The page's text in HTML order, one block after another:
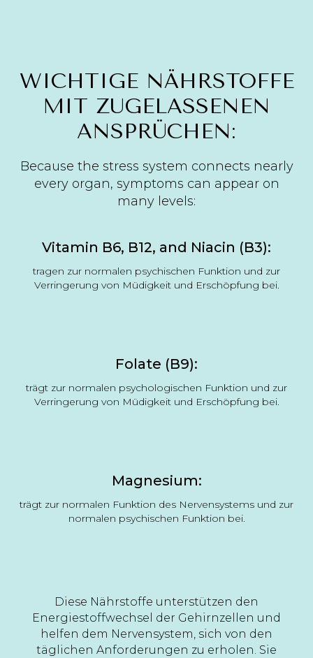
WICHTIGE NÄHRSTOFFE
MIT ZUGELASSENEN
ANSPRÜCHEN:
Because the stress system connects nearly
every organ, symptoms can appear on
many levels:
Vitamin B6, B12, and Niacin (B3):
tragen zur normalen psychischen Funktion und zur
Verringerung von Müdigkeit und Erschöpfung bei.
Folate (B9):
trägt zur normalen psychologischen Funktion und zur
Verringerung von Müdigkeit und Erschöpfung bei.
Magnesium:
trägt zur normalen Funktion des Nervensystems und zur
normalen psychischen Funktion bei.
Diese Nährstoffe unterstützen den
Energiestoffwechsel der Gehirnzellen und
helfen dem Nervensystem, sich von den
täglichen Anforderungen zu erholen. Sie